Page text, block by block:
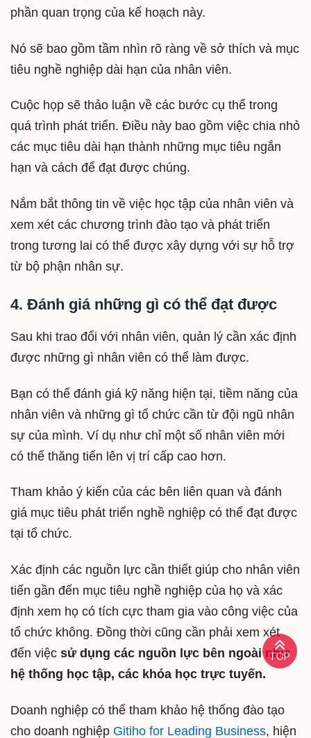
phần quan trọng của kế hoạch này.
Nó sẽ bao gồm tầm nhìn rõ ràng về sở thích và mục
tiêu nghề nghiệp dài hạn của nhân viên.
Cuộc họp sẽ thảo luận về các bước cụ thể trong
quá trình phát triển. Điều này bao gồm việc chia nhỏ
các mục tiêu dài hạn thành những mục tiêu ngắn
hạn và cách để đạt được chúng.
Nắm bắt thông tin về việc học tập của nhân viên và
xem xét các chương trình đào tạo và phát triển
trong tương lai có thể được xây dựng với sự hỗ trợ
từ bộ phận nhân sự.
4. Đánh giá những gì có thể đạt được
Sau khi trao đổi với nhân viên, quản lý cần xác định
được những gì nhân viên có thể làm được.
Bạn có thể đánh giá kỹ năng hiện tại, tiềm năng của
nhân viên và những gì tổ chức cần từ đội ngũ nhân
sự của mình. Ví dụ như chỉ một số nhân viên mới
có thể thăng tiến lên vị trí cấp cao hơn.
Tham khảo ý kiến của các bên liên quan và đánh
giá mục tiêu phát triển nghề nghiệp có thể đạt được
tại tổ chức.
Xác định các nguồn lực cần thiết giúp cho nhân viên
tiến gần đến mục tiêu nghề nghiệp của họ và xác
định xem họ có tích cực tham gia vào công việc của
tổ chức không. Đồng thời cũng cần phải xem xét
đến việc sử dụng các nguồn lực bên ngoài như
hệ thống học tập, các khóa học trực tuyến.
Doanh nghiệp có thể tham khảo hệ thống đào tạo
cho doanh nghiệp Gitiho for Leading Business, hiện
TOP